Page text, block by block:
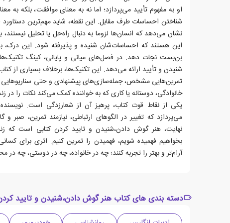
او به مفهوم تأیید می‌پردازد؛ اما نه به معنای موافقت، بلکه
شناختن احساسات طرف مقابل. این نقطه، شاید مهم‌ترین
نشان می‌دهد که انسان‌ها لزوما به دنبال راه‌حل یا تحلیل نیستند،
این هستند که احساسات‌شان شنیده و پذیرفته شود. این درک،
بن‌بست نجات دهد. در فصل‌های میانی و پایانی، کینگ
شنیدن و تأیید ارائه می‌دهد. این تکنیک‌ها، برخلاف بسیاری از
تمرین‌هایی مشخص، جمله‌سازی‌های پیشنهادی و حتی سناریوهایی
خانوادگی، دوستانه یا کاری که به خواننده کمک می‌کند نکات را در
یکی از نقاط قوت کتاب، پرهیز آن از شعارزدگی است. نویسنده
می‌پردازد که تغییر در الگوهای ارتباطی، نیازمند تمرین،
نهایت، هنر گوش دادن،شنیدن و تایید کردن کتابی است
بخواهیم فهمیده شویم، فهمیدن را تمرین کنیم. اثری برای
آرام‌تر و بهتر را تجربه کنند؛ چه در خانواده، چه در دوستی، چه در
دسته بندی های کتاب هنر گوش دادن،شنیدن و تایید